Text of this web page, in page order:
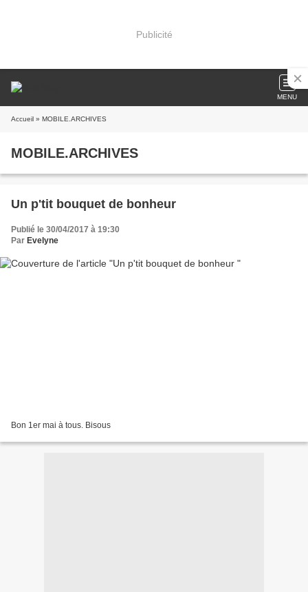
Publicité
MENU
Accueil » MOBILE.ARCHIVES
MOBILE.ARCHIVES
Un p'tit bouquet de bonheur
Publié le 30/04/2017 à 19:30
Par Evelyne
Bon 1er mai à tous. Bisous